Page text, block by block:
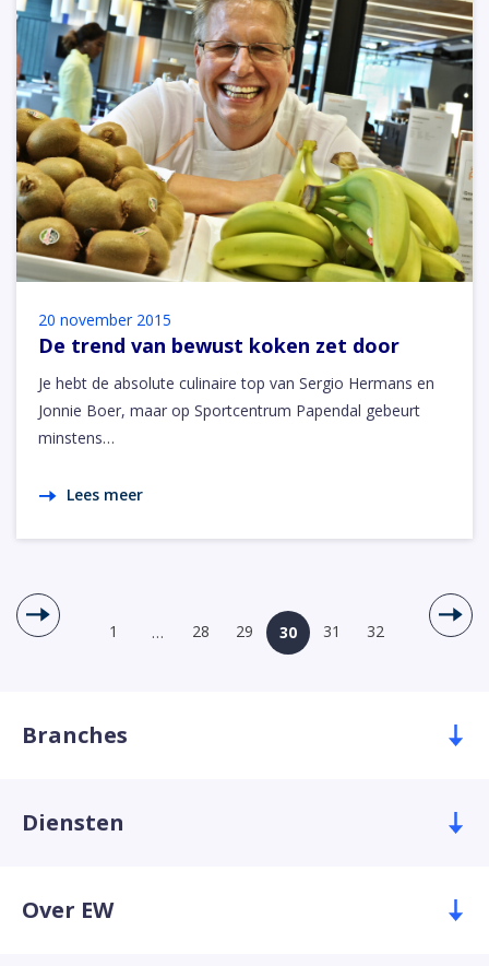
20 november 2015
De trend van bewust koken zet door
Je hebt de absolute culinaire top van Sergio Hermans en
Jonnie Boer, maar op Sportcentrum Papendal gebeurt
minstens…
Lees meer
1 … 28 29 30 31 32
Branches
Diensten
Over EW